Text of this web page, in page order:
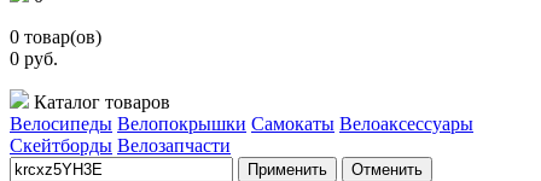
0 товар(ов)
0 руб.
Каталог товаров
Велосипеды Велопокрышки Самокаты Велоаксессуары
Скейтборды Велозапчасти
Применить Отменить